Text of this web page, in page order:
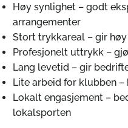
Høy synlighet – godt
arrangementer
Stort trykkareal – gir
Profesjonelt uttrykk –
Lang levetid – gir
Lite arbeid for klubben
Lokalt engasjement –
lokalsporten